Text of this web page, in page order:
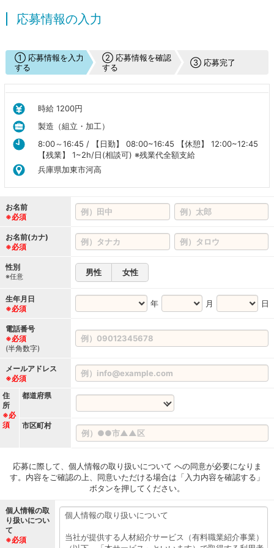
応募情報の入力
① 応募情報を入力
する
② 応募情報を確認
する
③ 応募完了
時給 1200円
製造（組立・加工）
8:00～16:45 / 【日勤】 08:00~16:45 【休憩】 12:00~12:45
【残業】 1~2h/日(相談可) ※残業代全額支給
兵庫県加東市河高
お名前
※必須
お名前(カナ)
※必須
性別
※任意 男性 女性
生年月日
※必須
年 月 日
電話番号
※必須
(半角数字)
メールアドレス
※必須
住
所
※必
須
都道府県
市区町村
応募に際して、個人情報の取り扱いについて への同意が必要になりま
す。内容をご確認の上、同意いただける場合は「入力内容を確認する」
ボタンを押してください。
個人情報の取
り扱いについ
て
※必須